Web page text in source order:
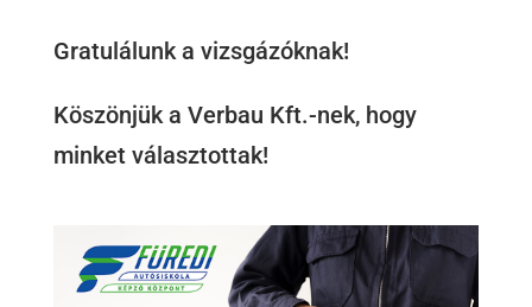
Gratulálunk a vizsgázóknak!
Köszönjük a Verbau Kft.-nek, hogy
minket választottak!